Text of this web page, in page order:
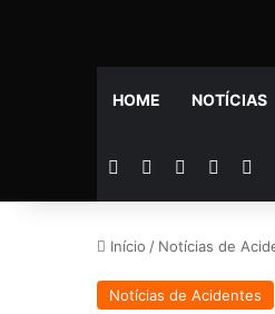
HOME NOTÍCIAS
Facebook YouTube
Início / Notícias de
Notícias de Acidentes